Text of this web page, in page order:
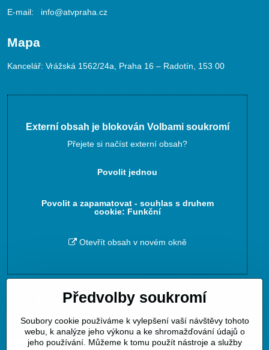
E-mail: info@atvpraha.cz
Mapa
Kancelář: Vrážská 1562/24a, Praha 16 – Radotín, 153 00
Externí obsah je blokován Volbami soukromí
Přejete si načíst externí obsah?
Povolit jednou
Povolit a zapamatovat - souhlas s druhem
cookie: Funkční
Otevřít obsah v novém okně
Zavoláme Vám zpět
Váš telefon*
Předvolby soukromí
Soubory cookie používáme k vylepšení vaší návštěvy tohoto
webu, k analýze jeho výkonu a ke shromažďování údajů o
jeho používání. Můžeme k tomu použít nástroje a služby